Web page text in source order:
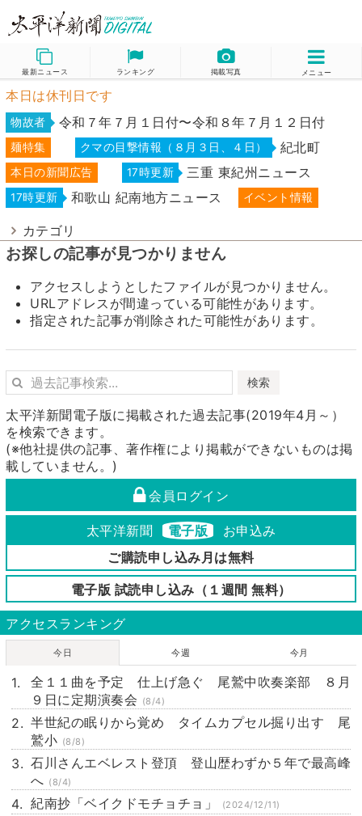
最新ニュース ランキング 掲載写真 メニュー
本日は休刊日です
物故者 令和７年７月１日付〜令和８年７月１２日付
麺特集 クマの目撃情報（８月３日、４日） 紀北町
本日の新聞広告 17時更新 三重 東紀州ニュース
17時更新 和歌山 紀南地方ニュース イベント情報
カテゴリ
お探しの記事が見つかりません
アクセスしようとしたファイルが見つかりません。
URLアドレスが間違っている可能性があります。
指定された記事が削除された可能性があります。
検索
太平洋新聞電子版に掲載された過去記事(2019年4月～）
を検索できます。
(※他社提供の記事、著作権により掲載ができないものは掲
載していません。)
会員ログイン
太平洋新聞 電子版
お申込み
ご購読申し込み月は無料
電子版 試読申し込み（１週間 無料）
アクセスランキング
今日 今週 今月
全１１曲を予定 仕上げ急ぐ 尾鷲中吹奏楽部 ８月
９日に定期演奏会 (8/4)
半世紀の眠りから覚め タイムカプセル掘り出す 尾
鷲小 (8/8)
石川さんエベレスト登頂 登山歴わずか５年で最高峰
へ (8/4)
紀南抄「ベイクドモチョチョ」 (2024/12/11)